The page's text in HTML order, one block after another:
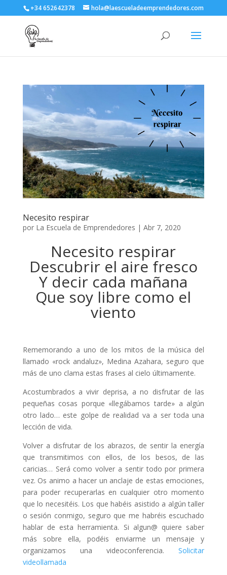
+34 652642378 hola@laescueladeemprendedores.com
Necesito respirar
por La Escuela de Emprendedores | Abr 7, 2020
Necesito respirar
Descubrir el aire fresco
Y decir cada mañana
Que soy libre como el
viento
Rememorando a uno de los mitos de la música del
llamado «rock andaluz», Medina Azahara, seguro que
más de uno clama estas frases al cielo últimamente.
Acostumbrados a vivir deprisa, a no disfrutar de las
pequeñas cosas porque «llegábamos tarde» a algún
otro lado… este golpe de realidad va a ser toda una
lección de vida.
Volver a disfrutar de los abrazos, de sentir la energía
que transmitimos con ellos, de los besos, de las
caricias… Será como volver a sentir todo por primera
vez. Os animo a hacer un anclaje de estas emociones,
para poder recuperarlas en cualquier otro momento
que lo necesitéis. Los que habéis asistido a algún taller
o sesión conmigo, seguro que me habréis escuchado
hablar de esta herramienta. Si algun@ quiere saber
más sobre ella, podéis enviarme un mensaje y
organizamos una videoconferencia.Solicitar
videollamada